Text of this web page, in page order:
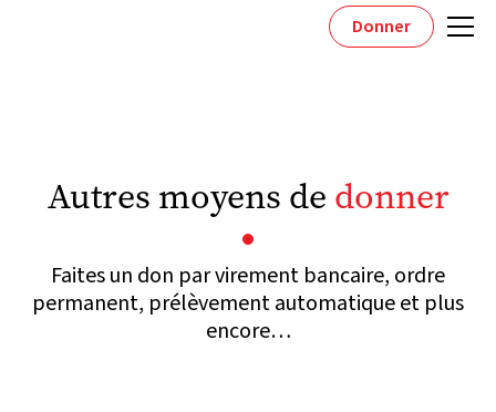
Donner
Autres moyens de donner
Faites un don par virement bancaire, ordre
permanent, prélèvement automatique et plus
encore…